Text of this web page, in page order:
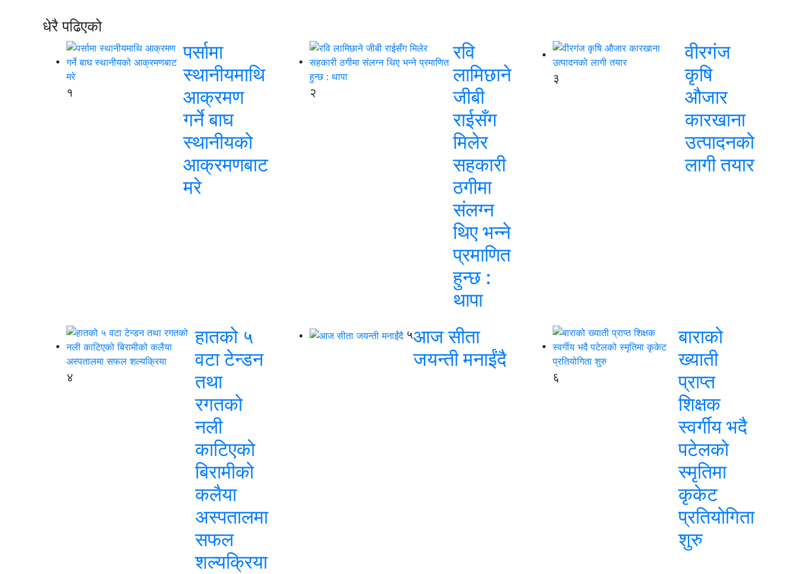
धेरै पढिएको
१
पर्सामा
स्थानीयमाथि
आक्रमण
गर्ने बाघ
स्थानीयको
आक्रमणबाट
मरे
२
रवि
लामिछाने
जीबी
राईसँग
मिलेर
सहकारी
ठगीमा
संलग्न
थिए भन्ने
प्रमाणित
हुन्छ :
थापा
३
वीरगंज
कृषि
औजार
कारखाना
उत्पादनको
लागी तयार
४
हातको ५
वटा टेन्डन
तथा
रगतको
नली
काटिएको
बिरामीको
कलैया
अस्पतालमा
सफल
शल्यक्रिया
५आज सीता
जयन्ती मनाईंदै
६
बाराको
ख्याती
प्राप्त
शिक्षक
स्वर्गीय भदै
पटेलको
स्मृतिमा
कृकेट
प्रतियोगिता
शुरु